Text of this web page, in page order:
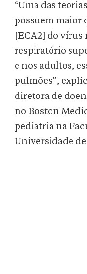
“Uma das
possuem maior
[ECA2] do vírus
respiratório
e nos adultos,
pulmões”,
diretora de
no Boston
pediatria na
Universidade